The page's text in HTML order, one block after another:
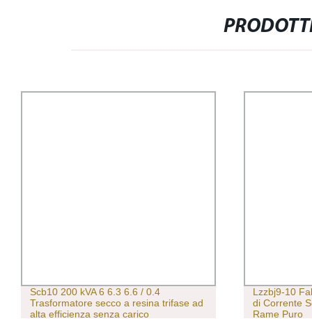
Scb10 200 kVA 6 6.3 6.6 / 0.4
Trasformatore secco a resina trifase ad
alta efficienza senza carico
Lzzbj9-10
di Corrente
Rame Puro